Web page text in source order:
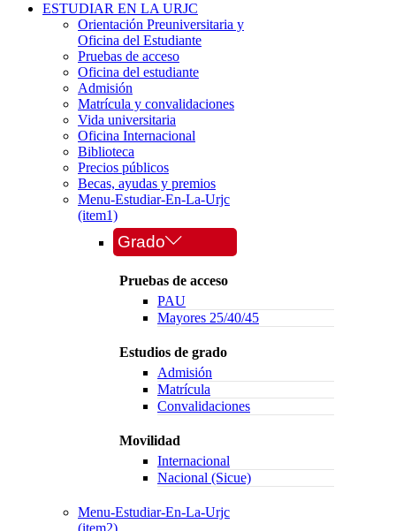
ESTUDIAR EN LA URJC
Orientación Preuniversitaria y
Oficina del Estudiante
Pruebas de acceso
Oficina del estudiante
Admisión
Matrícula y convalidaciones
Vida universitaria
Oficina Internacional
Biblioteca
Precios públicos
Becas, ayudas y premios
Menu-Estudiar-En-La-Urjc
(item1)
Grado
Pruebas de acceso
PAU
Mayores 25/40/45
Estudios de grado
Admisión
Matrícula
Convalidaciones
Movilidad
Internacional
Nacional (Sicue)
Menu-Estudiar-En-La-Urjc
(item2)